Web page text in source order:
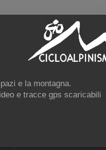
e la montagna.
e tracce gps scaricabili